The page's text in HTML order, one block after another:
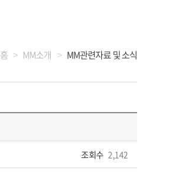
홈 > MM소개 > MM관련자료 및 소식
조회수 2,142